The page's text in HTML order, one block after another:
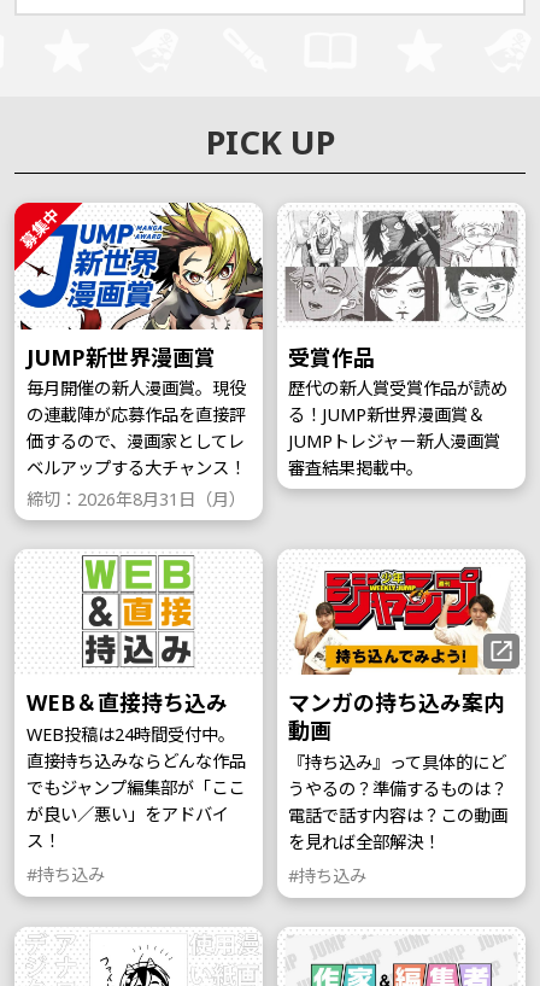
PICK UP
募集中
JUMP新世界漫画賞
毎月開催の新人漫画賞。現役
の連載陣が応募作品を直接評
価するので、漫画家としてレ
ベルアップする大チャンス！
締切：2026年8月31日（月）
受賞作品
歴代の新人賞受賞作品が読め
る！JUMP新世界漫画賞＆
JUMPトレジャー新人漫画賞
審査結果掲載中。
WEB＆直接持ち込み
WEB投稿は24時間受付中。
直接持ち込みならどんな作品
でもジャンプ編集部が「ここ
が良い／悪い」をアドバイ
ス！
#持ち込み
マンガの持ち込み案内
動画
『持ち込み』って具体的にど
うやるの？準備するものは？
電話で話す内容は？この動画
を見れば全部解決！
#持ち込み